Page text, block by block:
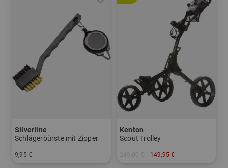
Silverline
Schlägerbürste mit Zipper
9,95 €
Kenton
Scout Trolley
149,95 €